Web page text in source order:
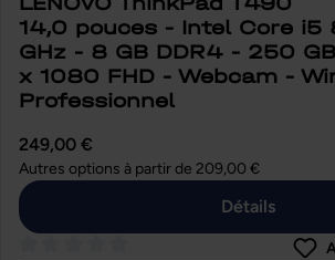
14,0 pouces - Intel Core i5
GHz - 8 GB DDR4 - 250
x 1080 FHD - Webcam -
Professionnel
249,00 €
Autres options à partir de 209,00 €
Détails